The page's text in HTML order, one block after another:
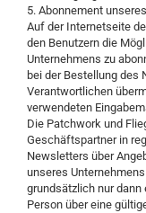
5. Abonnement
Auf der Internetseite
den Benutzern die
Unternehmens zu
bei der Bestellung des
Verantwortlichen
verwendeten
Die Patchwork und
Geschäftspartner in
Newsletters über
unseres
grundsätzlich nur
Person über eine